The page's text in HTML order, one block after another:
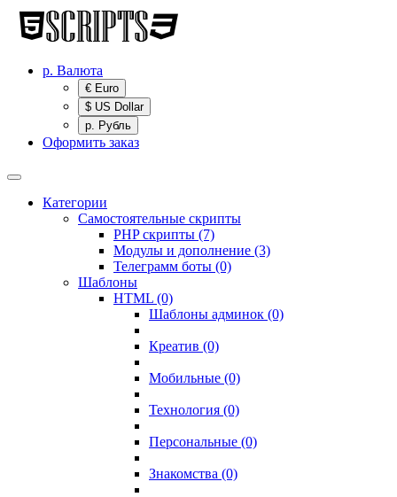
р. Валюта
€ Euro
$ US Dollar
р. Рубль
Оформить заказ
Категории
Самостоятельные скрипты
PHP скрипты (7)
Модулы и дополнение (3)
Телеграмм боты (0)
Шаблоны
HTML (0)
Шаблоны админок (0)
Креатив (0)
Мобильные (0)
Технология (0)
Персональные (0)
Знакомства (0)